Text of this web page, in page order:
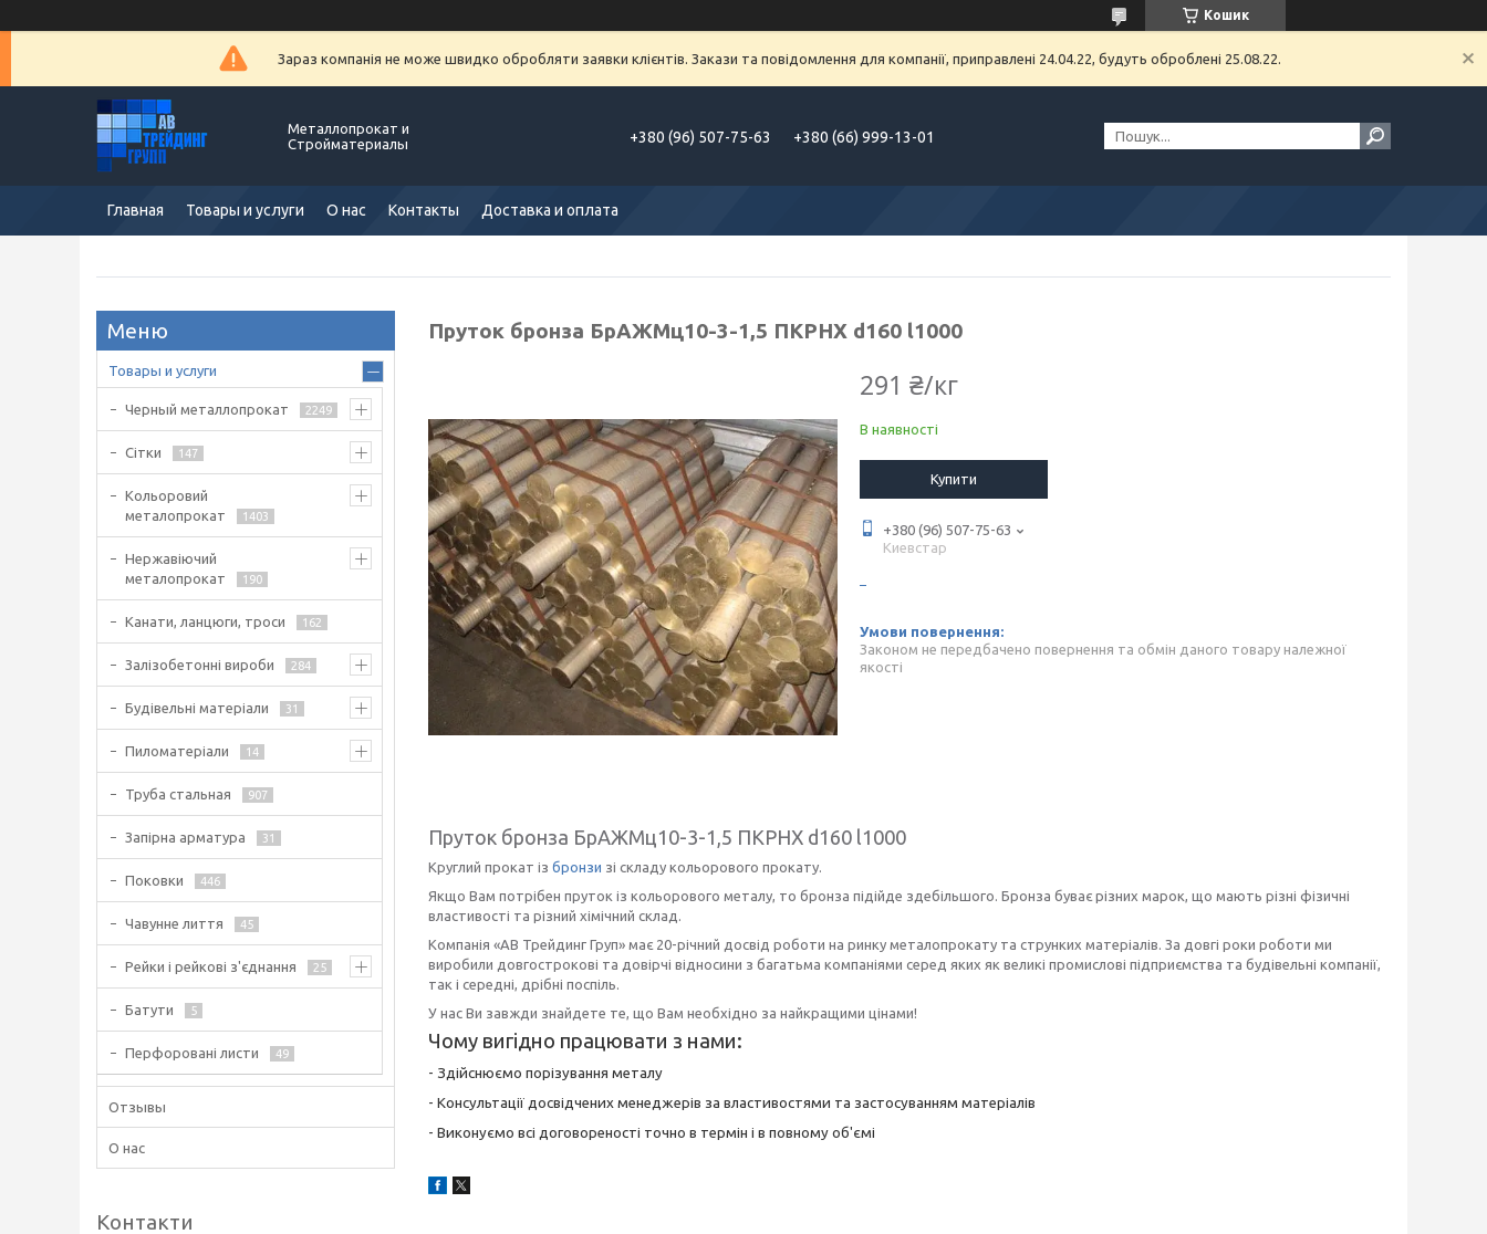
Кошик
Зараз компанія не може швидко обробляти заявки клієнтів. Закази та повідомлення для компанії, приправлені 24.04.22, будуть оброблені 25.08.22.
Металлопрокат и
Стройматериалы
+380 (96) 507-75-63 +380 (66) 999-13-01
Главная Товары и услуги О нас Контакты Доставка и оплата
Пруток бронза БрАЖМц10-3-1,5 ПКРНХ d160 l1000
291 ₴/кг
В наявності
Купити
+380 (96) 507-75-63
Киевстар
Законом не передбачено повернення та обмін даного товару належної
якості
Пруток бронза БрАЖМц10-3-1,5 ПКРНХ d160 l1000
Круглий прокат із бронзи зі складу кольорового прокату.
Якщо Вам потрібен пруток із кольорового металу, то бронза підійде здебільшого. Бронза буває різних марок, що мають різні фізичні
властивості та різний хімічний склад.
Компанія «АВ Трейдинг Груп» має 20-річний досвід роботи на ринку металопрокату та струнких матеріалів. За довгі роки роботи ми
виробили довгострокові та довірчі відносини з багатьма компаніями серед яких як великі промислові підприємства та будівельні компанії,
так і середні, дрібні поспіль.
У нас Ви завжди знайдете те, що Вам необхідно за найкращими цінами!
Чому вигідно працювати з нами:
- Здійснюємо порізування металу
- Консультації досвідчених менеджерів за властивостями та застосуванням матеріалів
- Виконуємо всі договореності точно в термін і в повному об'ємі
Товары и услуги
Черный металлопрокат 2249
Сітки 147
Кольоровий
металопрокат
1403
Нержавіючий
металопрокат
190
Канати, ланцюги, троси 162
Залізобетонні вироби 284
Будівельні матеріали 31
Пиломатеріали 14
Труба стальная 907
Запірна арматура 31
Поковки 446
Чавунне лиття 45
Рейки і рейкові з'єднання 25
Батути 5
Перфоровані листи 49
Отзывы
О нас
Контакти